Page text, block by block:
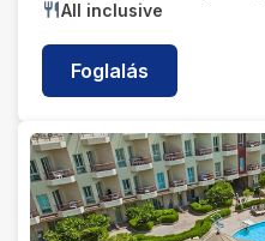
All inclusive
Foglalás